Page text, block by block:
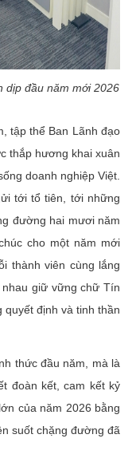
dịp đầu năm mới 2026
tập thể Ban Lãnh đạo
thắp hương khai xuân
doanh nghiệp Việt.
tới tổ tiên, tới những
đường hai mươi năm
cho một năm mới
thành viên cùng lắng
giữ vững chữ Tín
định và tinh thần
thức đầu năm, mà là
đoàn kết, cam kết kỷ
của năm 2026 bằng
suốt chặng đường đã